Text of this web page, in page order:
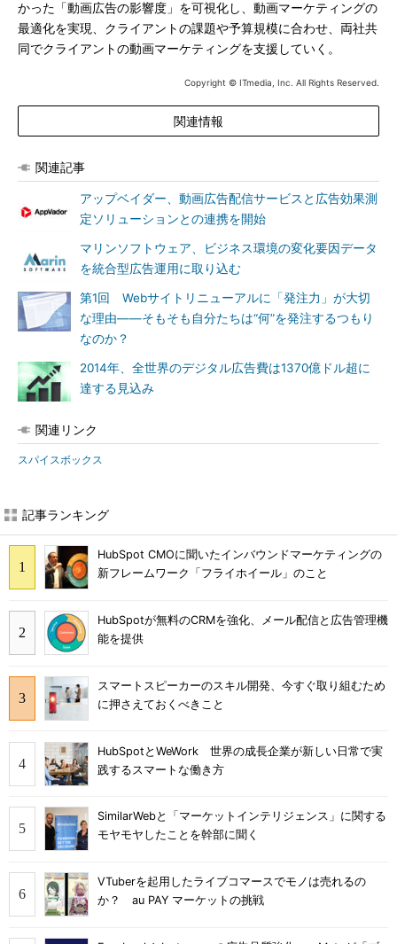
かった「動画広告の影響度」を可視化し、動画マーケティングの
最適化を実現、クライアントの課題や予算規模に合わせ、両社共
同でクライアントの動画マーケティングを支援していく。
Copyright © ITmedia, Inc. All Rights Reserved.
関連情報
関連記事
アップベイダー、動画広告配信サービスと広告効果測
定ソリューションとの連携を開始
マリンソフトウェア、ビジネス環境の変化要因データ
を統合型広告運用に取り込む
第1回 Webサイトリニューアルに「発注力」が大切
な理由――そもそも自分たちは“何”を発注するつもり
なのか？
2014年、全世界のデジタル広告費は1370億ドル超に
達する見込み
関連リンク
スパイスボックス
記事ランキング
HubSpot CMOに聞いたインバウンドマーケティングの
新フレームワーク「フライホイール」のこと
HubSpotが無料のCRMを強化、メール配信と広告管理機
能を提供
スマートスピーカーのスキル開発、今すぐ取り組むため
に押さえておくべきこと
HubSpotとWeWork 世界の成長企業が新しい日常で実
践するスマートな働き方
SimilarWebと「マーケットインテリジェンス」に関する
モヤモヤしたことを幹部に聞く
VTuberを起用したライブコマースでモノは売れるの
か？ au PAY マーケットの挑戦